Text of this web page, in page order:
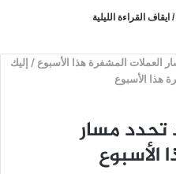
القراءة الليلية
العملات المشفرة هذا الأسبوع / إليك
هذا الأسبوع
تحدد مسار
الأسبوع